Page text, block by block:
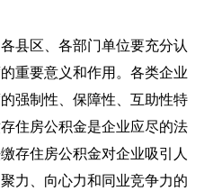
县区、各部门单位要充分认
重要意义和作用。各类企业
强制性、保障性、互助性特
住房公积金是企业应尽的法
存住房公积金对企业吸引人
力、向心力和同业竞争力的